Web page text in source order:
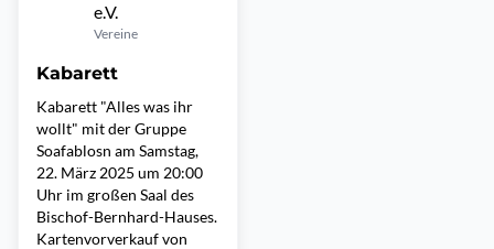
e.V.
Vereine
Kabarett
Kabarett "Alles was ihr
wollt" mit der Gruppe
Soafablosn am Samstag,
22. März 2025 um 20:00
Uhr im großen Saal des
Bischof-Bernhard-Hauses.
Kartenvorverkauf von